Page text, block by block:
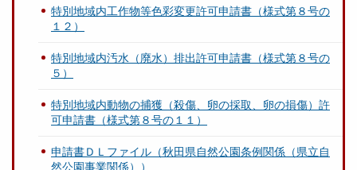
特別地域内工作物等色彩変更許可申請書（様式第８号の
１２）
特別地域内汚水（廃水）排出許可申請書（様式第８号の
５）
特別地域内動物の捕獲（殺傷、卵の採取、卵の損傷）許
可申請書（様式第８号の１１）
申請書ＤＬファイル（秋田県自然公園条例関係（県立自
然公園事業関係））